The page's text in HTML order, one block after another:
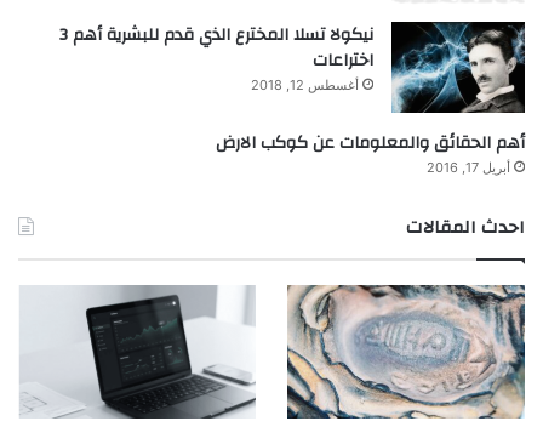
نيكولا تسلا المخترع الذي قدم للبشرية أهم 3
اختراعات
أغسطس 12, 2018
أهم الحقائق والمعلومات عن كوكب الارض
أبريل 17, 2016
احدث المقالات